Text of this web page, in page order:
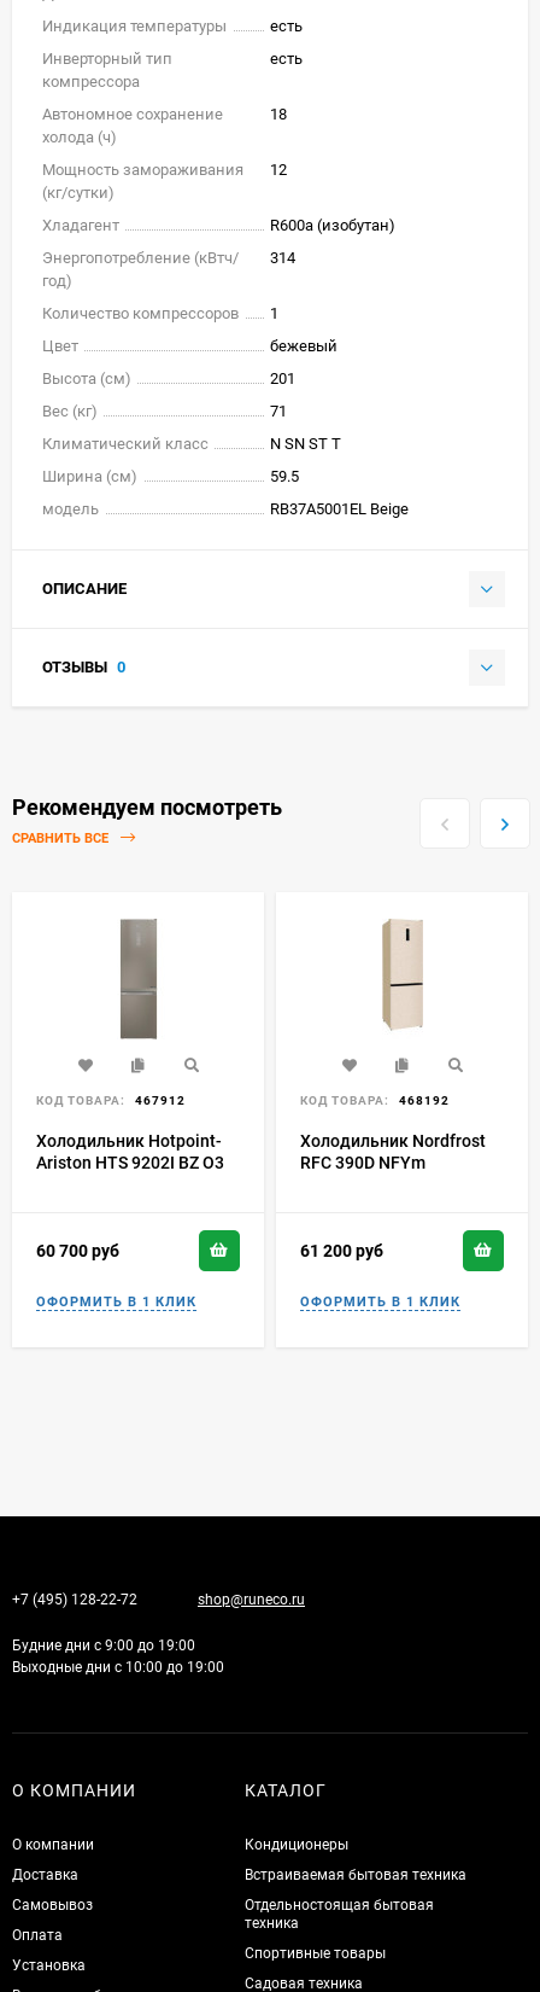
Индикация температуры
есть
Инверторный тип
компрессора
есть
Автономное сохранение
холода (ч)
18
Мощность замораживания
(кг/cутки)
12
Хладагент
R600a (изобутан)
Энергопотребление (кВтч/
год)
314
Количество компрессоров
1
Цвет
бежевый
Высота (см)
201
Вес (кг)
71
Климатический класс
N SN ST T
Ширина (см)
59.5
модель
RB37A5001EL Beige
ОПИСАНИЕ
ОТЗЫВЫ 0
Рекомендуем посмотреть
СРАВНИТЬ ВСЕ
КОД ТОВАРА: 467912
Холодильник Hotpoint-
Ariston HTS 9202I BZ O3
60 700руб
КОД ТОВАРА: 468192
Холодильник Nordfrost
RFC 390D NFYm
61 200руб
+7 (495) 128-22-72 shop@runeco.ru
Будние дни с 9:00 до 19:00
Выходные дни с 10:00 до 19:00
О КОМПАНИИ
О компании
Доставка
Самовывоз
Оплата
Установка
КАТАЛОГ
Кондиционеры
Встраиваемая бытовая техника
Отдельностоящая бытовая
техника
Спортивные товары
Садовая техника